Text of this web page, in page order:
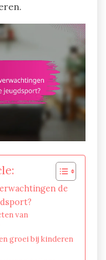
de
van
groei bij kinderen